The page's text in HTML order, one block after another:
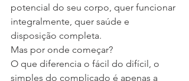
potencial do seu corpo, quer funcionar
integralmente, quer saúde e
disposição completa.
Mas por onde começar?
O que diferencia o fácil do difícil, o
simples do complicado é apenas a